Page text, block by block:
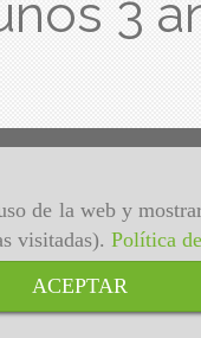
de la web y
visitadas). Política
ACEPTAR
3